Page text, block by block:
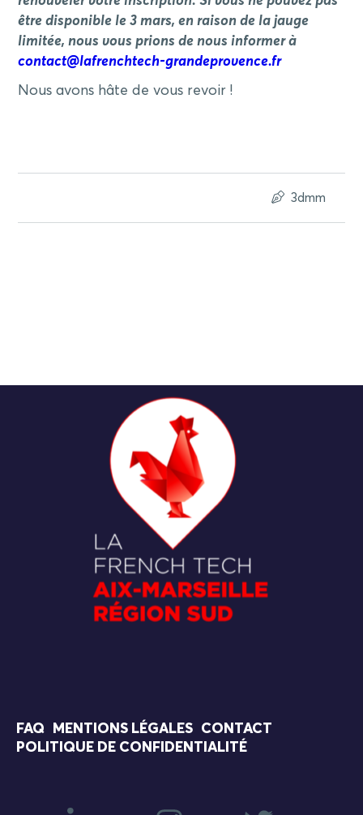
être disponible le 3 mars, en raison de la jauge
limitée, nous vous prions de nous informer à
contact@lafrenchtech-grandeprovence.fr
Nous avons hâte de vous revoir !
3dmm
FAQ MENTIONS LÉGALES
CONTACT
POLITIQUE DE CONFIDENTIALITÉ